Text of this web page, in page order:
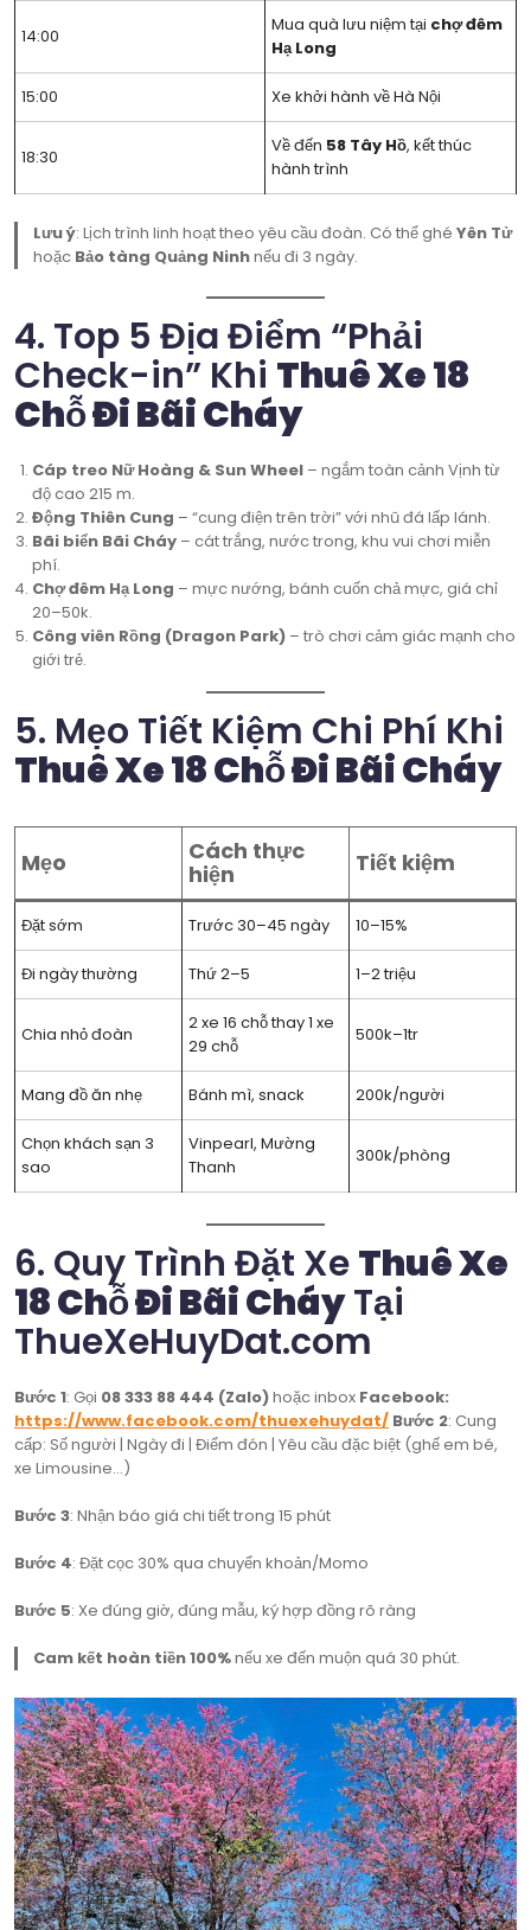
14:00
Mua quà lưu niệm tại chợ đêm
Hạ Long
15:00 Xe khởi hành về Hà Nội
18:30
Về đến 58 Tây Hồ, kết thúc
hành trình
Lưu ý: Lịch trình linh hoạt theo yêu cầu đoàn. Có thể ghéYên Tử
hoặc Bảo tàng Quảng Ninhnếu đi 3 ngày.
4. Top 5 Địa Điểm “Phải
Check-in” Khi Thuê Xe 18
Chỗ Đi Bãi Cháy
Cáp treo Nữ Hoàng & Sun Wheel – ngắm toàn cảnh Vịnh từ
độ cao 215 m.
Động Thiên Cung – “cung điện trên trời” với nhũ đá lấp lánh.
Bãi biển Bãi Cháy – cát trắng, nước trong, khu vui chơi miễn
phí.
Chợ đêm Hạ Long – mực nướng, bánh cuốn chả mực, giá chỉ
20–50k.
Công viên Rồng (Dragon Park) – trò chơi cảm giác mạnh cho
giới trẻ.
5. Mẹo Tiết Kiệm Chi Phí Khi
Thuê Xe 18 Chỗ Đi Bãi Cháy
Mẹo
Cách thực
hiện
Tiết kiệm
Đặt sớm Trước 30–45 ngày 10–15%
Đi ngày thường Thứ 2–5 1–2 triệu
Chia nhỏ đoàn
2 xe 16 chỗ thay 1 xe
29 chỗ
500k–1tr
Mang đồ ăn nhẹ Bánh mì, snack 200k/người
Chọn khách sạn 3
sao
Vinpearl, Mường
Thanh
300k/phòng
6. Quy Trình Đặt XeThuê Xe
18 Chỗ Đi Bãi CháyTại
ThueXeHuyDat.com
Bước 1: Gọi 08 333 88 444 (Zalo)hoặc inbox Facebook:
https://www.facebook.com/thuexehuydat/ Bước 2: Cung
cấp: Số người | Ngày đi | Điểm đón | Yêu cầu đặc biệt (ghế em bé,
xe Limousine…)
Bước 3: Nhận báo giá chi tiết trong 15 phút
Bước 4: Đặt cọc 30% qua chuyển khoản/Momo
Bước 5: Xe đúng giờ, đúng mẫu, ký hợp đồng rõ ràng
Cam kết hoàn tiền 100%nếu xe đến muộn quá 30 phút.